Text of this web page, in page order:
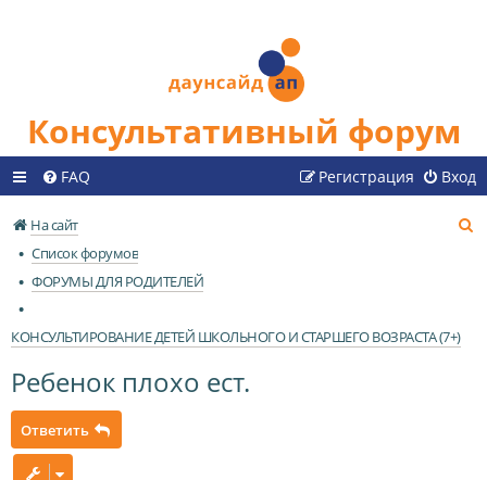
Консультативный форум
FAQ Вход
Регистрация
На сайт
Список форумов
ФОРУМЫ ДЛЯ РОДИТЕЛЕЙ
КОНСУЛЬТИРОВАНИЕ ДЕТЕЙ ШКОЛЬНОГО И СТАРШЕГО ВОЗРАСТА (7+)
Ребенок плохо ест.
Ответить